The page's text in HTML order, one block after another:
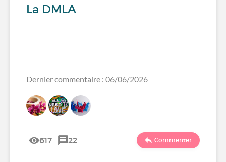
La DMLA
Dernier commentaire : 06/06/2026
617 22 Commenter